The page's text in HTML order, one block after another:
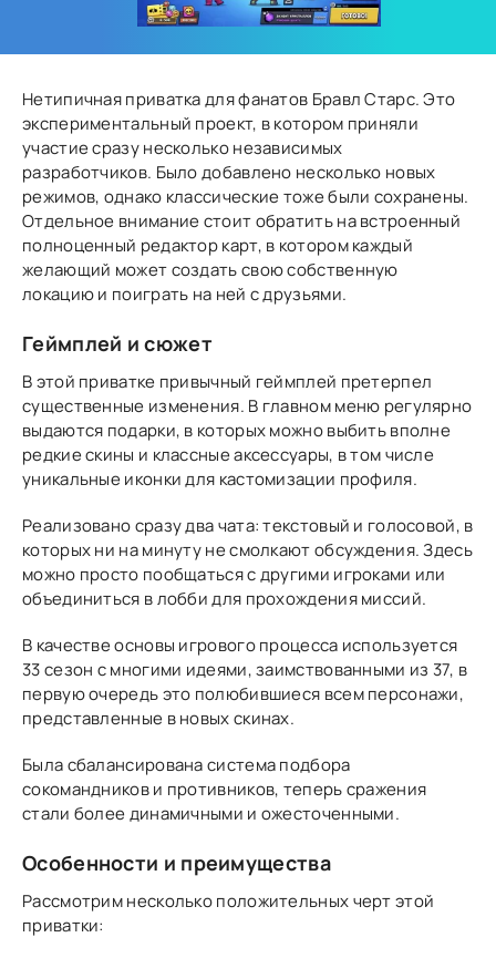
Нетипичная приватка для фанатов Бравл Старс. Это
экспериментальный проект, в котором приняли
участие сразу несколько независимых
разработчиков. Было добавлено несколько новых
режимов, однако классические тоже были сохранены.
Отдельное внимание стоит обратить на встроенный
полноценный редактор карт, в котором каждый
желающий может создать свою собственную
локацию и поиграть на ней с друзьями.
Геймплей и сюжет
В этой приватке привычный геймплей претерпел
существенные изменения. В главном меню регулярно
выдаются подарки, в которых можно выбить вполне
редкие скины и классные аксессуары, в том числе
уникальные иконки для кастомизации профиля.
Реализовано сразу два чата: текстовый и голосовой, в
которых ни на минуту не смолкают обсуждения. Здесь
можно просто пообщаться с другими игроками или
объединиться в лобби для прохождения миссий.
В качестве основы игрового процесса используется
33 сезон с многими идеями, заимствованными из 37, в
первую очередь это полюбившиеся всем персонажи,
представленные в новых скинах.
Была сбалансирована система подбора
сокомандников и противников, теперь сражения
стали более динамичными и ожесточенными.
Особенности и преимущества
Рассмотрим несколько положительных черт этой
приватки: